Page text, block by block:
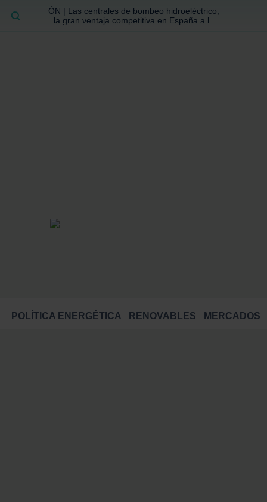
ÓN | Las centrales de bombeo hidroeléctrico,
la gran ventaja competitiva en España a la
POLÍTICA ENERGÉTICA RENOVABLES MERCADOS
BUSCAR